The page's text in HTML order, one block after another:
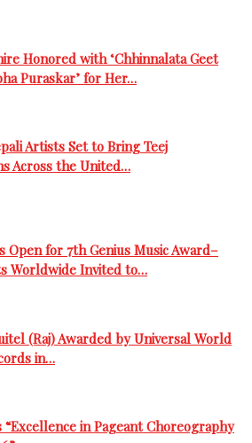
Honored with ‘Chhinnalata Geet
Puraskar’ for Her…
Artists Set to Bring Teej
Across the United…
Open for 7th Genius Music Award–
Worldwide Invited to…
(Raj) Awarded by Universal World
in…
“Excellence in Pageant Choreography